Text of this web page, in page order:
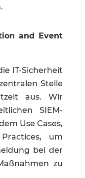
and Event
IT-Sicherheit
Stelle
aus. Wir
SIEM-
Use Cases,
um
bei der
zu